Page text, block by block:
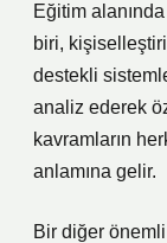
Eğitim
biri,
destekli
analiz ederek
kavramların
anlamına gelir.
Bir diğer